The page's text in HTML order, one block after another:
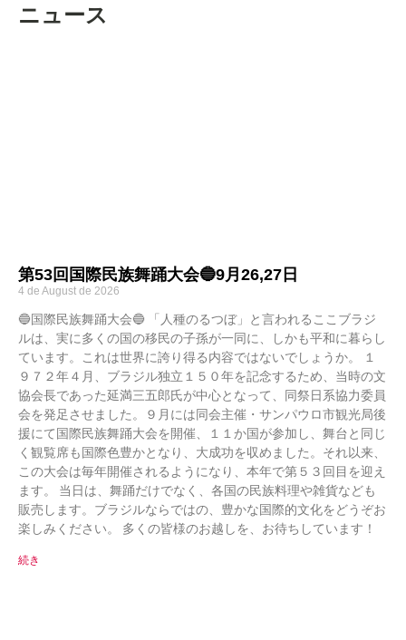
ニュース
第53回国際民族舞踊大会🔵9月26,27日
4 de August de 2026
🔵国際民族舞踊大会🔵 「人種のるつぼ」と言われるここブラジ
ルは、実に多くの国の移民の子孫が一同に、しかも平和に暮らし
ています。これは世界に誇り得る内容ではないでしょうか。 １
９７２年４月、ブラジル独立１５０年を記念するため、当時の文
協会長であった延満三五郎氏が中心となって、同祭日系協力委員
会を発足させました。９月には同会主催・サンパウロ市観光局後
援にて国際民族舞踊大会を開催、１１か国が参加し、舞台と同じ
く観覧席も国際色豊かとなり、大成功を収めました。それ以来、
この大会は毎年開催されるようになり、本年で第５３回目を迎え
ます。 当日は、舞踊だけでなく、各国の民族料理や雑貨なども
販売します。ブラジルならではの、豊かな国際的文化をどうぞお
楽しみください。 多くの皆様のお越しを、お待ちしています！
続き